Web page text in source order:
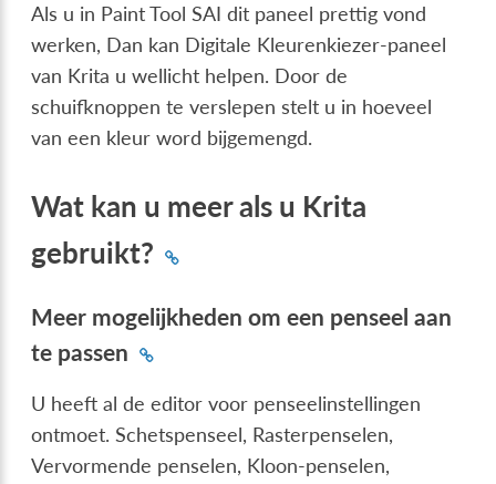
Als u in Paint Tool SAI dit paneel prettig vond
werken, Dan kan Digitale Kleurenkiezer-paneel
van Krita u wellicht helpen. Door de
schuifknoppen te verslepen stelt u in hoeveel
van een kleur word bijgemengd.
Wat kan u meer als u Krita
gebruikt?
Meer mogelijkheden om een penseel aan
te passen
U heeft al de editor voor penseelinstellingen
ontmoet. Schetspenseel, Rasterpenselen,
Vervormende penselen, Kloon-penselen,